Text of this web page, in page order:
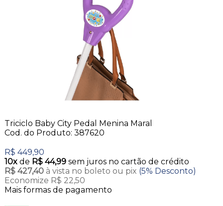
Triciclo Baby City Pedal Menina Maral
Cod. do Produto: 387620
R$ 449,90
10xde R$ 44,99 sem juros no cartão de crédito
R$ 427,40 à vista no boleto ou pix (5% Desconto)
Economize R$ 22,50
Mais formas de pagamento